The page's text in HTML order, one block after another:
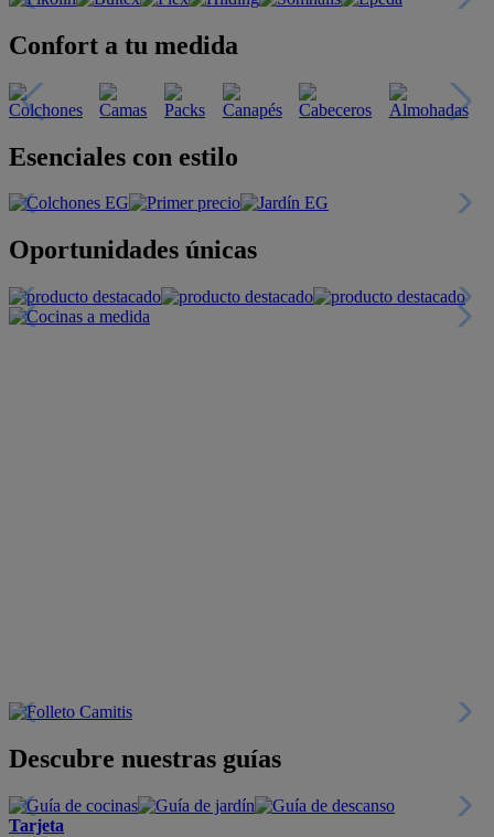
Confort a tu medida
Esenciales con estilo
Oportunidades únicas
Descubre nuestras guías
Tarjeta